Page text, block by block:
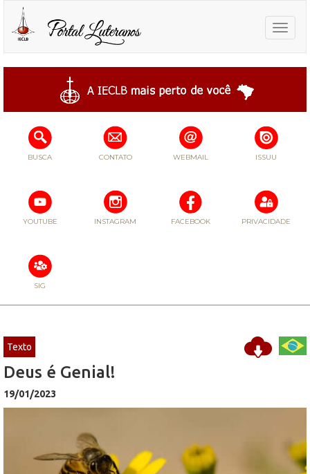
Toggle
BUSCA CONTATO WEBMAIL ISSUU
YOUTUBE INSTAGRAM FACEBOOK PRIVACIDADE
SIG
Texto
Deus é Genial!
19/01/2023